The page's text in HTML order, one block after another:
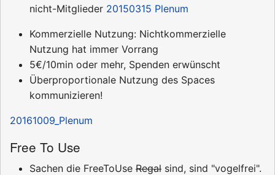
nicht-Mitglieder 20150315 Plenum
Kommerzielle Nutzung: Nichtkommerzielle
Nutzung hat immer Vorrang
5€/10min oder mehr, Spenden erwünscht
Überproportionale Nutzung des Spaces
kommunizieren!
20161009_Plenum
Free To Use
Sachen die FreeToUse Regal sind, sind "vogelfrei".